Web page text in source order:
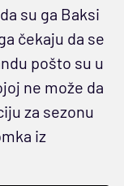
su ga Baksi
čekaju da se
pošto su u
ne može da
za sezonu
iz